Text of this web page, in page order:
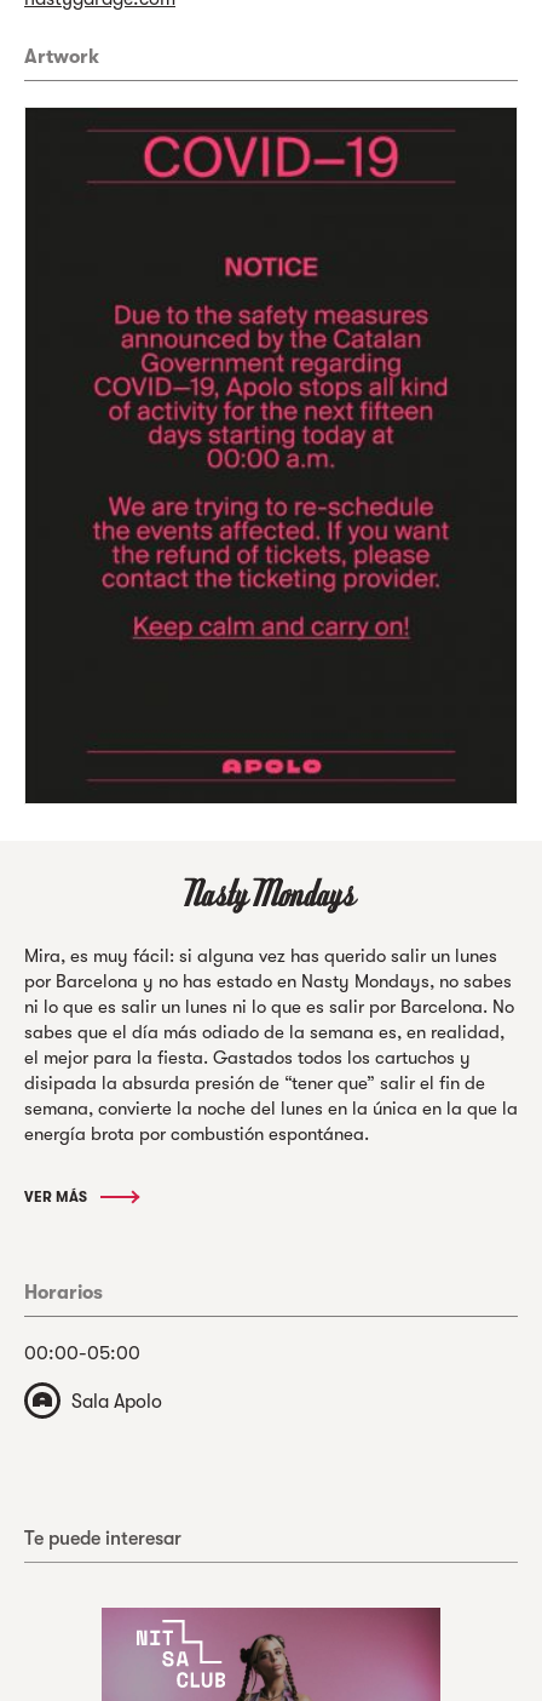
Artwork
Mira, es muy fácil: si alguna vez has querido salir un lunes
por Barcelona y no has estado en Nasty Mondays, no sabes
ni lo que es salir un lunes ni lo que es salir por Barcelona. No
sabes que el día más odiado de la semana es, en realidad,
el mejor para la fiesta. Gastados todos los cartuchos y
disipada la absurda presión de “tener que” salir el fin de
semana, convierte la noche del lunes en la única en la que la
energía brota por combustión espontánea.
VER MÁS
Horarios
00:00-05:00
Sala Apolo
Te puede interesar